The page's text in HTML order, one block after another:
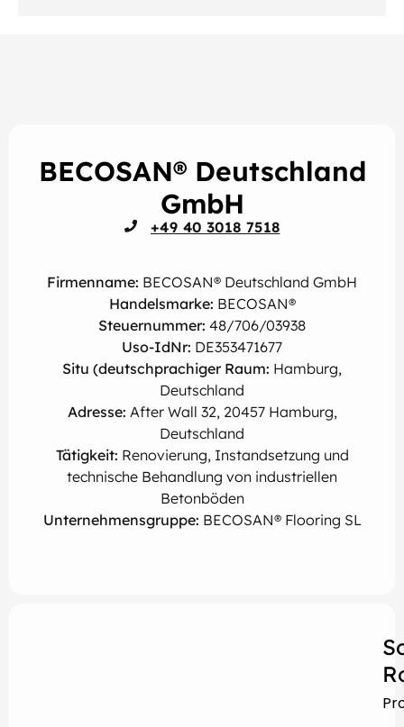
BECOSAN® Deutschland
GmbH
+49 40 3018 7518
Firmenname: BECOSAN® Deutschland GmbH
Handelsmarke: BECOSAN®
Steuernummer: 48/706/03938
Uso-IdNr: DE353471677
Situ (deutschprachiger Raum: Hamburg,
Deutschland
Adresse: After Wall 32, 20457 Hamburg,
Deutschland
Tätigkeit: Renovierung, Instandsetzung und
technische Behandlung von industriellen
Betonböden
Unternehmensgruppe: BECOSAN® Flooring SL